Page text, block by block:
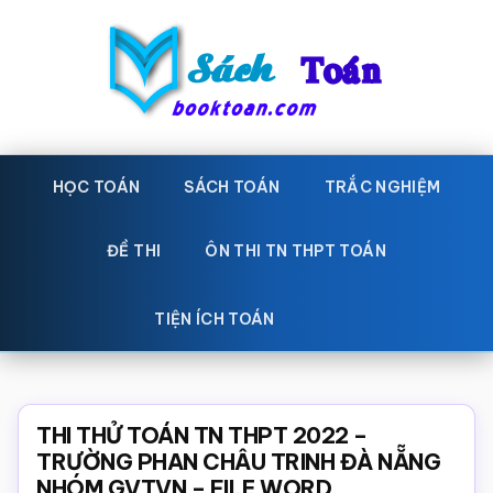
Sách
Toán
toán
Học
toán,
giáo
Toán,
trắc
HỌC TOÁN SÁCH TOÁN TRẮC NGHIỆM
ĐỀ THI ÔN THI TN THPT TOÁN
TIỆN ÍCH TOÁN
THI THỬ TOÁN TN THPT 2022 –
TRƯỜNG PHAN CHÂU TRINH ĐÀ NẴNG